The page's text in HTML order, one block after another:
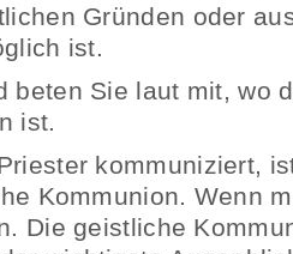
Gründen oder
ist.
beten Sie laut mit, wo
ist.
kommuniziert,
Kommunion. Wenn
Die geistliche